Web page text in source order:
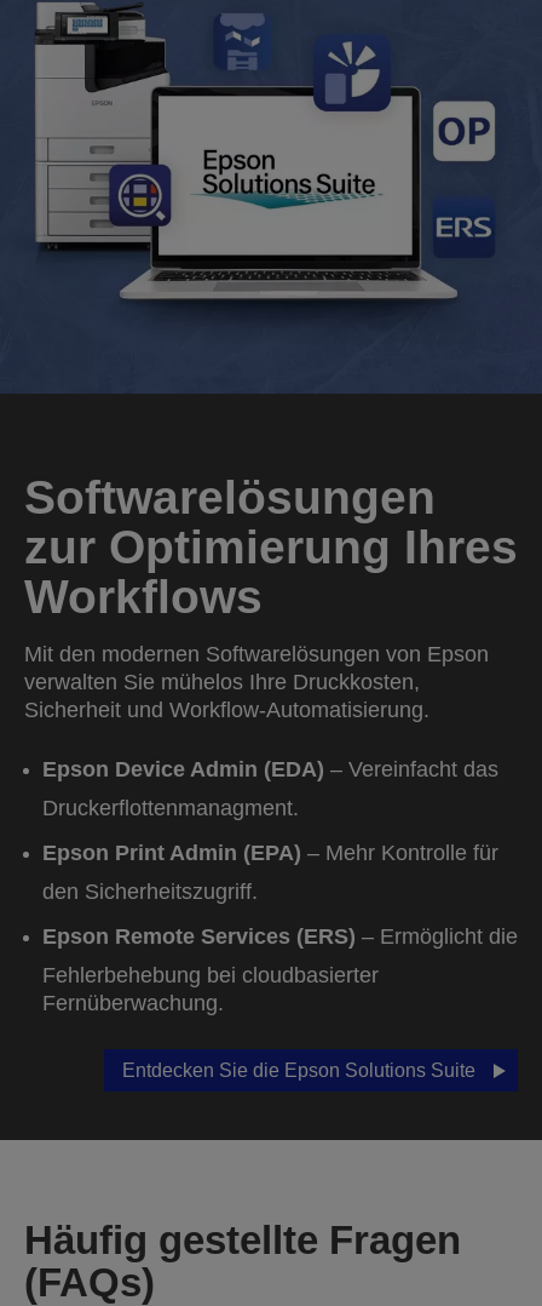
Softwarelösungen
zur Optimierung Ihres
Workflows
Mit den modernen Softwarelösungen von Epson
verwalten Sie mühelos Ihre Druckkosten,
Sicherheit und Workflow-Automatisierung.
Epson Device Admin (EDA) – Vereinfacht das
Druckerflottenmanagment.
Epson Print Admin (EPA) – Mehr Kontrolle für
den Sicherheitszugriff.
Epson Remote Services (ERS) – Ermöglicht die
Fehlerbehebung bei cloudbasierter
Fernüberwachung.
Entdecken Sie die Epson Solutions Suite
Häufig gestellte Fragen
(FAQs)